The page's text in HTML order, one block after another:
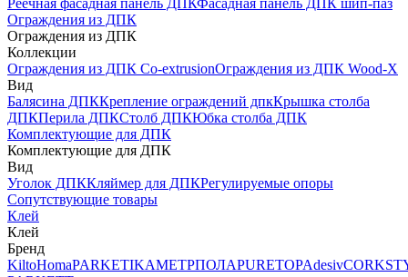
Реечная фасадная панель ДПКФасадная панель ДПК шип-паз
Ограждения из ДПК
Ограждения из ДПК
Коллекции
Ограждения из ДПК Co-extrusionОграждения из ДПК Wood-X
Вид
Балясина ДПККрепление ограждений дпкКрышка столба
ДПКПерила ДПКСтолб ДПКЮбка столба ДПК
Комплектующие для ДПК
Комплектующие для ДПК
Вид
Уголок ДПККляймер для ДПКРегулируемые опоры
Сопутствующие товары
Клей
Клей
Бренд
KiltoHomaPARKETIKAМЕТРПОЛАPURETOPAdesiv